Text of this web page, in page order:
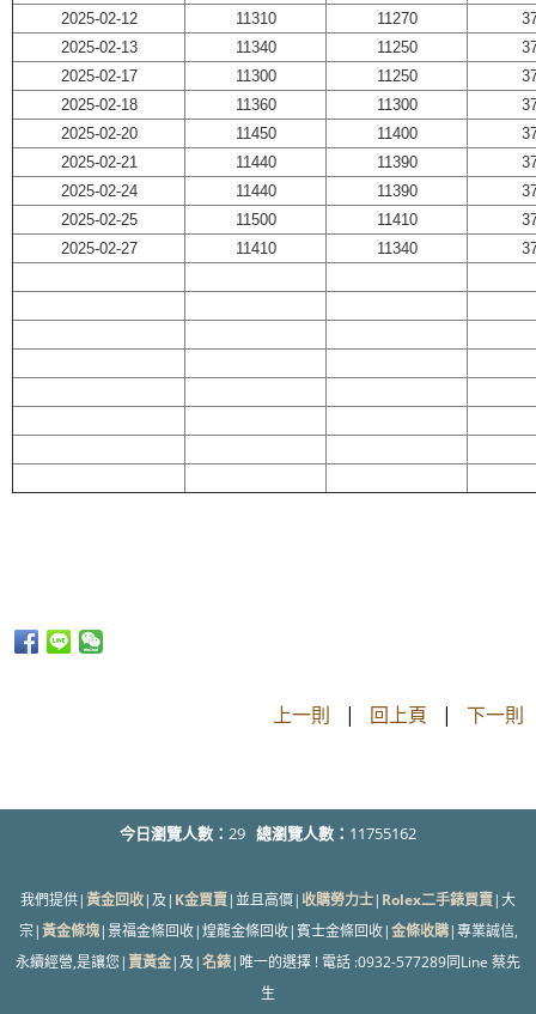
2025-02-12
11310 11270
2025-02-13
11340 11250
2025-02-17
11300 11250
2025-02-18
11360 11300
2025-02-20
11450 11400
2025-02-21
11440 11390
2025-02-24
11440 11390
2025-02-25
11500 11410
2025-02-27
11410 11340
上一則 | 回上頁 | 下一則
今日瀏覽人數： 29 總瀏覽人數： 11755162
我們提供|黃金回收|及| K金買賣|並且高價|收購勞力士| Rolex二手錶買賣|大
宗|黃金條塊|景福金條回收|煌龍金條回收|賓士金條回收|金條收購|專業誠信,
永續經營,是讓您| 賣黃金|及|名錶|唯一的選擇 ! 電話 :0932-577289同Line 蔡先
生